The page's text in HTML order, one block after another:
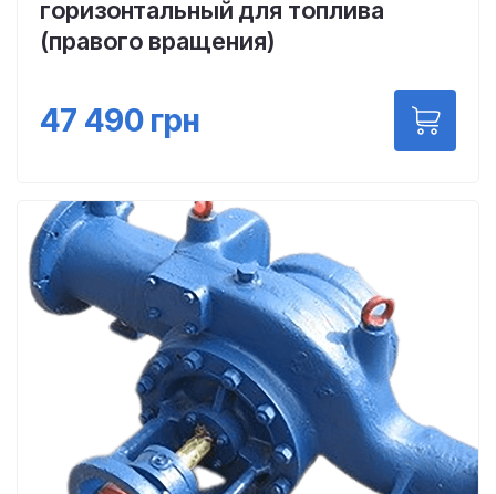
горизонтальный для топлива
(правого вращения)
47 490 грн